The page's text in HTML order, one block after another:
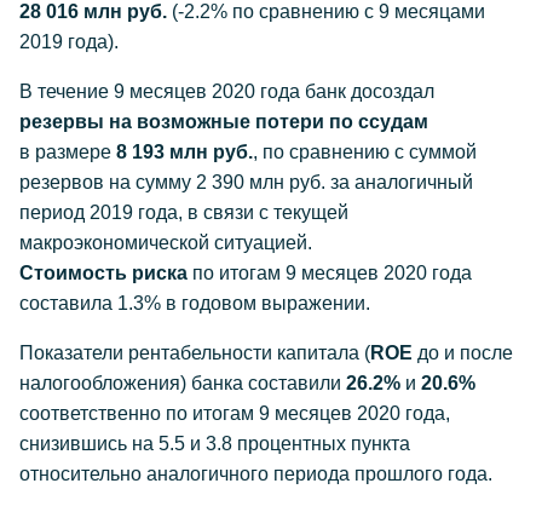
28 016 млн руб. (-2.2% по сравнению с 9 месяцами
2019 года).
В течение 9 месяцев 2020 года банк досоздал
резервы на возможные потери по ссудам
в размере 8 193 млн руб., по сравнению с суммой
резервов на сумму 2 390 млн руб. за аналогичный
период 2019 года, в связи с текущей
макроэкономической ситуацией.
Стоимость риска по итогам 9 месяцев 2020 года
составила 1.3% в годовом выражении.
Показатели рентабельности капитала (ROE до и после
налогообложения) банка составили 26.2% и 20.6%
соответственно по итогам 9 месяцев 2020 года,
снизившись на 5.5 и 3.8 процентных пункта
относительно аналогичного периода прошлого года.